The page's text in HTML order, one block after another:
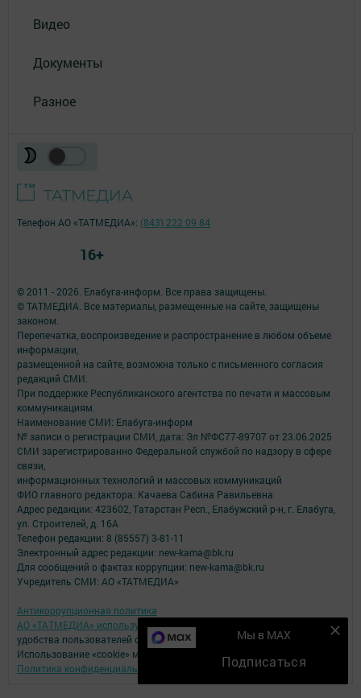
Видео
Документы
Разное
Мы в MAX
Подписаться
© 2011 - 2026. Елабуга-информ. Все права защищены.
© ТАТМЕДИА. Все материалы, размещенные на сайте, защищены
законом.
Перепечатка, воспроизведение и распространение в любом объеме
информации,
размещенной на сайте, возможна только с письменного согласия
редакций СМИ.
При поддержке Республиканского агентства по печати и массовым
коммуникациям.
Наименование СМИ: Елабуга-информ
№ записи о регистрации СМИ, дата: Эл №ФС77-89707 от 23.06.2025
СМИ зарегистрированно Федеральной службой по надзору в сфере
связи,
информационных технологий и массовых коммуникаций
ФИО главного редактора: Качаева Сабина Равильевна
Адрес редакции: 423602, Татарстан Респ., Елабужский р-н, г. Елабуга,
ул. Строителей, д. 16А
Телефон редакции: 8 (85557) 3-81-11
Электронный адрес редакции: new-kama@bk.ru
Для сообщений о фактах коррупции: new-kama@bk.ru
Учредитель СМИ: АО «ТАТМЕДИА»
Антикоррупционная политика
АО «ТАТМЕДИА» использует «cookie»для персонализации сервисов и
удобства пользователей сайтом.
Использование «cookie» можно отменить в настройках браузера.
Политика конфиденциальности
Телефон АО «ТАТМЕДИА»: (843) 222 09 84
16+